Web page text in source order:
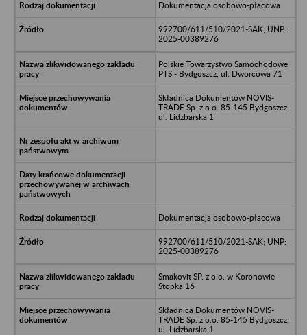
Dokumentacja osobowo-płacowa
992700/611/510/2021-SAK; UNP:
2025-00389276
Polskie Towarzystwo Samochodowe
PTS - Bydgoszcz, ul. Dworcowa 71
Składnica Dokumentów NOVIS-
TRADE Sp. z o.o. 85-145 Bydgoszcz,
ul. Lidzbarska 1
Dokumentacja osobowo-płacowa
992700/611/510/2021-SAK; UNP:
2025-00389276
Smakovit SP. z o.o. w Koronowie
Stopka 16
Składnica Dokumentów NOVIS-
TRADE Sp. z o.o. 85-145 Bydgoszcz,
ul. Lidzbarska 1